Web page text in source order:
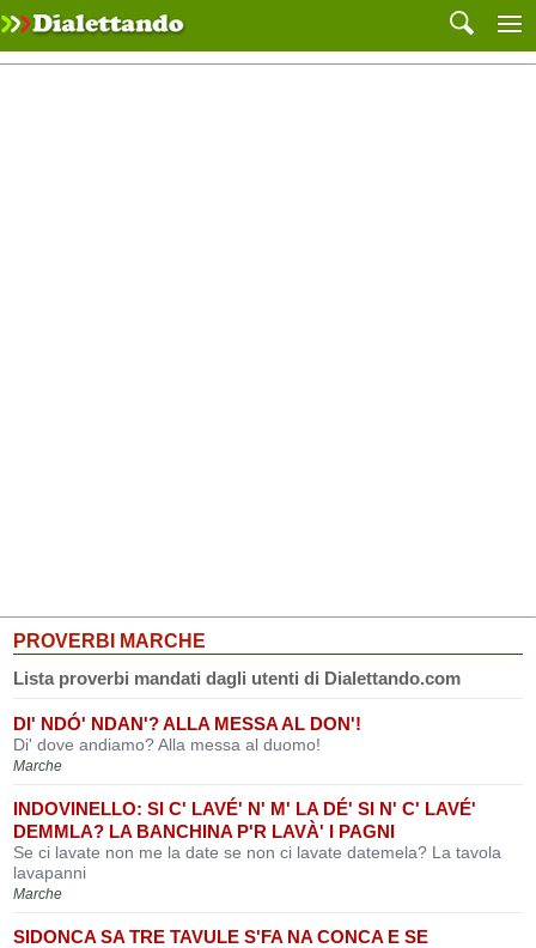
PROVERBI MARCHE
Lista proverbi mandati dagli utenti di Dialettando.com
DI' NDÓ' NDAN'? ALLA MESSA AL DON'!
Di' dove andiamo? Alla messa al duomo!
Marche
INDOVINELLO: SI C' LAVÉ' N' M' LA DÉ' SI N' C' LAVÉ'
DEMMLA? LA BANCHINA P'R LAVÀ' I PAGNI
Se ci lavate non me la date se non ci lavate datemela? La tavola
lavapanni
Marche
SIDONCA SA TRE TAVULE S'FA NA CONCA E SE